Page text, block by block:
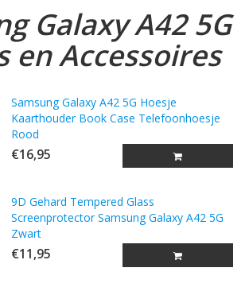
Galaxy A42 5G
en Accessoires
Samsung Galaxy A42 5G Hoesje
Kaarthouder Book Case Telefoonhoesje
Rood
€16,95
9D Gehard Tempered Glass
Screenprotector Samsung Galaxy A42 5G
Zwart
€11,95